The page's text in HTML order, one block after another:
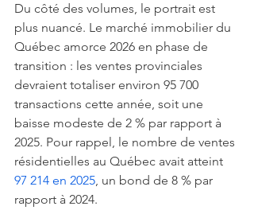
Du côté des volumes, le portrait est
plus nuancé. Le marché immobilier du
Québec amorce 2026 en phase de
transition : les ventes provinciales
devraient totaliser environ 95 700
transactions cette année, soit une
baisse modeste de 2 % par rapport à
2025. Pour rappel, le nombre de ventes
résidentielles au Québec avait atteint
97 214 en 2025, un bond de 8 % par
rapport à 2024.